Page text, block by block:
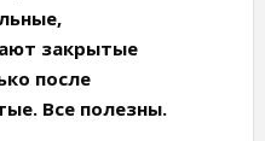
закрытые
после
Все полезны.